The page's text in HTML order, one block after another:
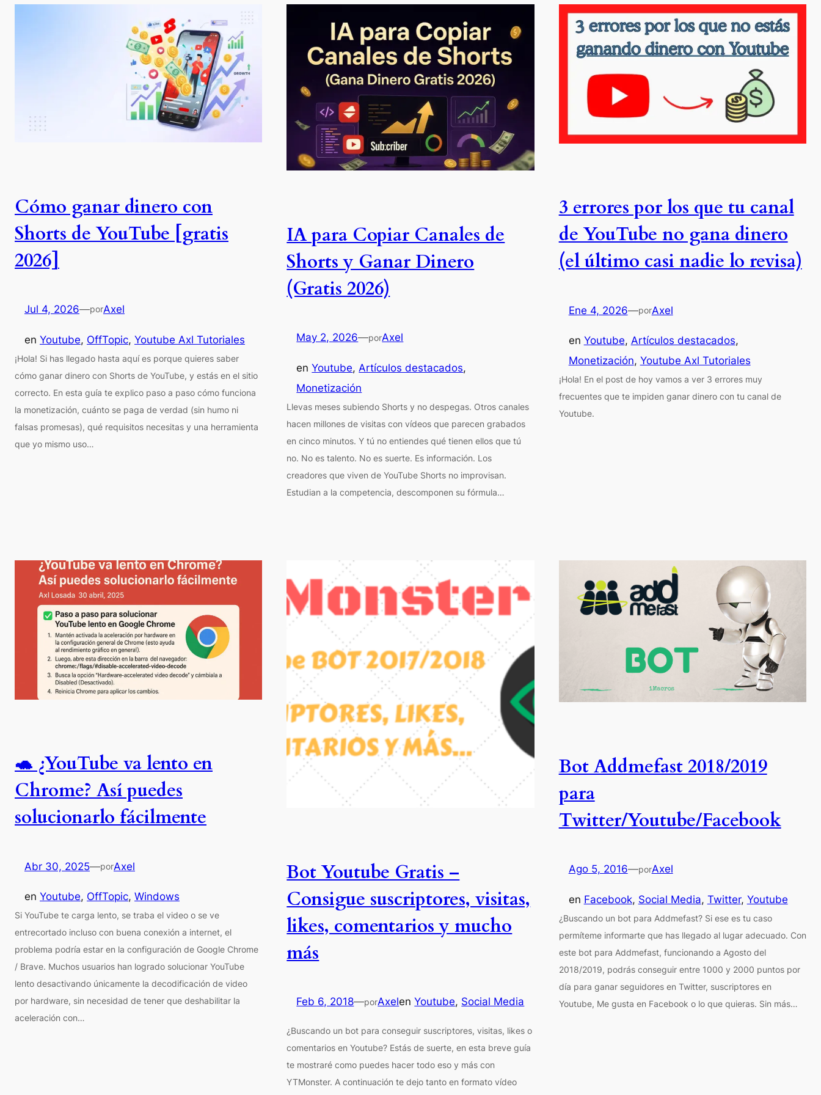
Cómo ganar dinero con
Shorts de YouTube [gratis
2026]
Jul 4, 2026—porAxel
en Youtube, OffTopic, Youtube Axl Tutoriales
¡Hola! Si has llegado hasta aquí es porque quieres saber
cómo ganar dinero con Shorts de YouTube, y estás en el sitio
correcto. En esta guía te explico paso a paso cómo funciona
la monetización, cuánto se paga de verdad (sin humo ni
falsas promesas), qué requisitos necesitas y una herramienta
que yo mismo uso…
IA para Copiar Canales de
Shorts y Ganar Dinero
(Gratis 2026)
May 2, 2026—porAxel
enYoutube, Artículos destacados
Monetización
Llevas meses subiendo Shorts y no despegas. Otros canales
hacen millones de visitas con vídeos que parecen grabados
en cinco minutos. Y tú no entiendes qué tienen ellos que tú
no. No es talento. No es suerte. Es información. Los
creadores que viven de YouTube Shorts no improvisan.
Estudian a la competencia, descomponen su fórmula…
3 errores por los que tu canal
de YouTube no gana dinero
(el último casi nadie lo revisa)
Ene 4, 2026—porAxel
en Youtube, Artículos destacados
Monetización, Youtube Axl Tutoriales
¡Hola! En el post de hoy vamos a ver 3 errores muy
frecuentes que te impiden ganar dinero con tu canal de
Youtube.
🐢 ¿YouTube va lento en
Chrome? Así puedes
solucionarlo fácilmente
Abr 30, 2025—porAxel
en Youtube, OffTopic, Windows
Si YouTube te carga lento, se traba el video o se ve
entrecortado incluso con buena conexión a internet, el
problema podría estar en la configuración de Google Chrome
/ Brave. Muchos usuarios han logrado solucionar YouTube
lento desactivando únicamente la decodificación de video
por hardware, sin necesidad de tener que deshabilitar la
aceleración con…
Bot Youtube Gratis –
Consigue suscriptores, visitas,
likes, comentarios y mucho
más
Feb 6, 2018—porAxelenYoutube, Social Media
¿Buscando un bot para conseguir suscriptores, visitas, likes o
comentarios en Youtube? Estás de suerte, en esta breve guía
te mostraré como puedes hacer todo eso y más con
YTMonster. A continuación te dejo tanto en formato vídeo
Bot Addmefast 2018/2019
para
Twitter/Youtube/Facebook
Ago 5, 2016—porAxel
en Facebook, Social Media, Twitter, Youtube
¿Buscando un bot para Addmefast? Si ese es tu caso
permíteme informarte que has llegado al lugar adecuado. Con
este bot para Addmefast, funcionando a Agosto del
2018/2019, podrás conseguir entre 1000 y 2000 puntos por
día para ganar seguidores en Twitter, suscriptores en
Youtube, Me gusta en Facebook o lo que quieras. Sin más…